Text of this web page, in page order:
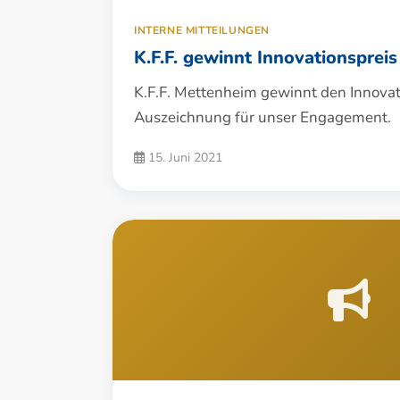
INTERNE MITTEILUNGEN
K.F.F. gewinnt
K.F.F. Mettenheim gewinnt den
Auszeichnung für unser Engagement.
15. Juni 2021